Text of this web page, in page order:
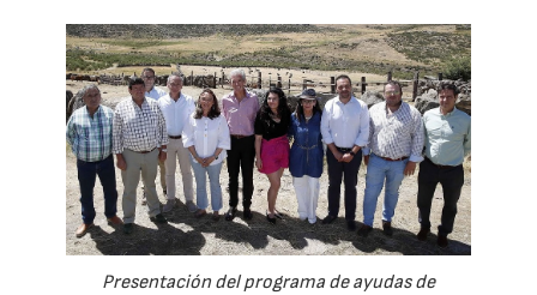
Presentación del programa de ayudas de